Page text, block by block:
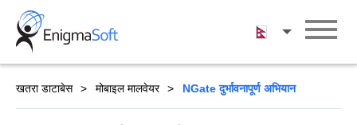
Skip
content
नेपाली
खतरा डाटाबेस मोबाइल मालवेयर NGate दुर्भावनापूर्ण अभियान